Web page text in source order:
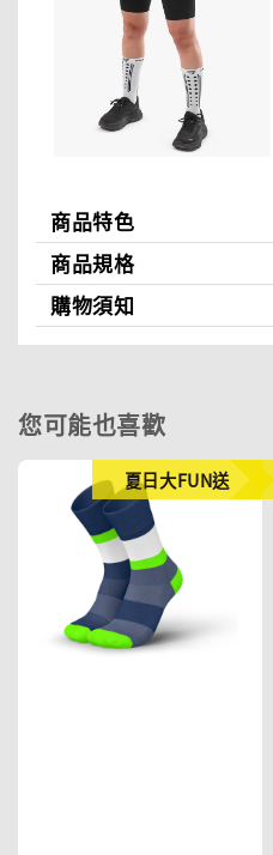
商品特色
商品規格
購物須知
您可能也喜歡
夏日大FUN送